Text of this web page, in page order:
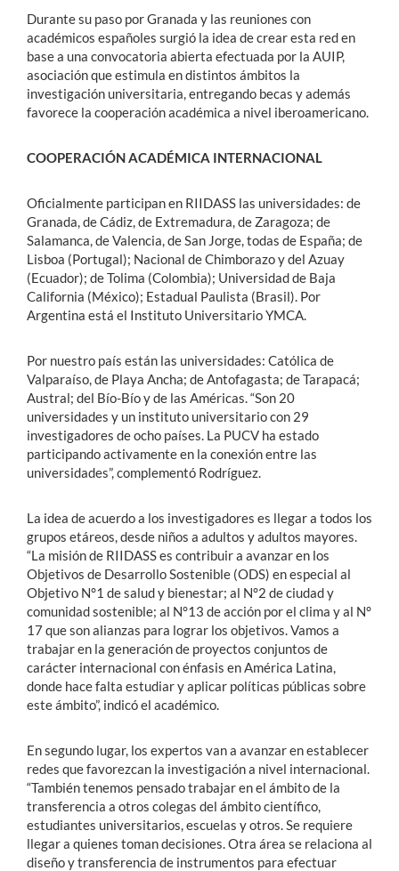
Durante su paso por Granada y las reuniones con
académicos españoles surgió la idea de crear esta red en
base a una convocatoria abierta efectuada por la AUIP,
asociación que estimula en distintos ámbitos la
investigación universitaria, entregando becas y además
favorece la cooperación académica a nivel iberoamericano.
COOPERACIÓN ACADÉMICA INTERNACIONAL
Oficialmente participan en RIIDASS las universidades: de
Granada, de Cádiz, de Extremadura, de Zaragoza; de
Salamanca, de Valencia, de San Jorge, todas de España; de
Lisboa (Portugal); Nacional de Chimborazo y del Azuay
(Ecuador); de Tolima (Colombia); Universidad de Baja
California (México); Estadual Paulista (Brasil). Por
Argentina está el Instituto Universitario YMCA.
Por nuestro país están las universidades: Católica de
Valparaíso, de Playa Ancha; de Antofagasta; de Tarapacá;
Austral; del Bío-Bío y de las Américas. “Son 20
universidades y un instituto universitario con 29
investigadores de ocho países. La PUCV ha estado
participando activamente en la conexión entre las
universidades”, complementó Rodríguez.
La idea de acuerdo a los investigadores es llegar a todos los
grupos etáreos, desde niños a adultos y adultos mayores.
“La misión de RIIDASS es contribuir a avanzar en los
Objetivos de Desarrollo Sostenible (ODS) en especial al
Objetivo N°1 de salud y bienestar; al N°2 de ciudad y
comunidad sostenible; al N°13 de acción por el clima y al N°
17 que son alianzas para lograr los objetivos. Vamos a
trabajar en la generación de proyectos conjuntos de
carácter internacional con énfasis en América Latina,
donde hace falta estudiar y aplicar políticas públicas sobre
este ámbito”, indicó el académico.
En segundo lugar, los expertos van a avanzar en establecer
redes que favorezcan la investigación a nivel internacional.
“También tenemos pensado trabajar en el ámbito de la
transferencia a otros colegas del ámbito científico,
estudiantes universitarios, escuelas y otros. Se requiere
llegar a quienes toman decisiones. Otra área se relaciona al
diseño y transferencia de instrumentos para efectuar